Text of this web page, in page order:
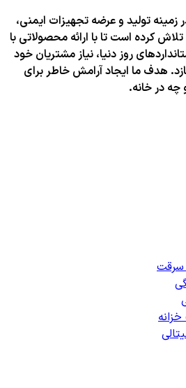
زمینه تولید و عرضه تجهیزات ایمنی،
کرده است تا با ارائه محصولاتی با
روز دنیا، نیاز مشتریان خود
هدف ما ایجاد آرامش خاطر برای
در خانه.
سرقت